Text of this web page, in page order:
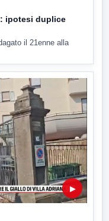
ipotesi duplice
il 21enne alla
▶